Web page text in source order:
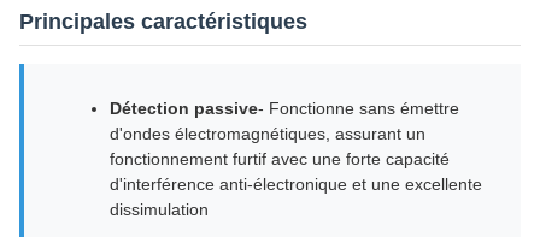
Principales caractéristiques
Détection passive- Fonctionne sans émettre
d'ondes électromagnétiques, assurant un
fonctionnement furtif avec une forte capacité
d'interférence anti-électronique et une excellente
dissimulation